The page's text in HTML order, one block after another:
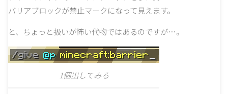
バリアブロックが禁止マークになって見えます。
と、ちょっと扱いが怖い代物ではあるのですが…。
1個出してみる